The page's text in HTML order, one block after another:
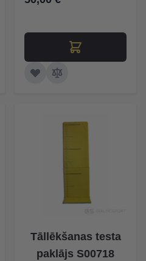
Tāllēkšanas testa
paklājs S00718